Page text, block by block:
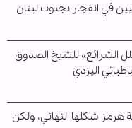
في انفجار بجنوب لبنان
الشرائع» للشيخ الصدوق
اليزدي
هرمز شكلها النهائي، ولكن